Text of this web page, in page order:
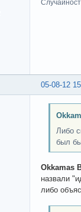
05-08-12
Либо
был
Okkamas
назвали
либо